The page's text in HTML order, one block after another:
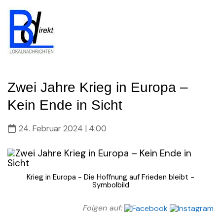
Skip
to
content
Zwei Jahre Krieg in Europa –
Kein Ende in Sicht
24. Februar 2024 | 4:00
Krieg in Europa - Die Hoffnung auf Frieden bleibt -
Symbolbild
Folgen auf: